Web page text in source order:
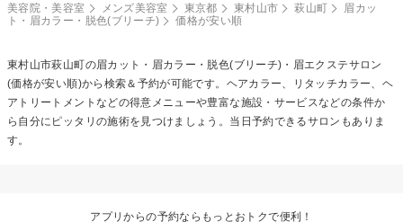
美容院・美容室 メンズ美容室 東京都 東村山市 萩山町
眉カッ
ト・眉カラー・脱色(ブリーチ)
価格が安い順
東村山市萩山町の眉カット・眉カラー・脱色(ブリーチ)・眉エクステサロン
(価格が安い順)から検索＆予約が可能です。ヘアカラー、リタッチカラー、ヘ
アトリートメントなどの得意メニューや豊富な施設・サービスなどの条件か
ら自分にピッタリの施術を見つけましょう。当日予約できるサロンもありま
す。
アプリからの予約ならもっとおトクで便利！